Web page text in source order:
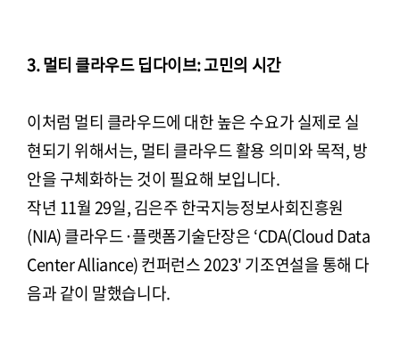
3. 멀티 클라우드 딥다이브: 고민의 시간
이처럼 멀티 클라우드에 대한 높은 수요가 실제로 실
현되기 위해서는, 멀티 클라우드 활용 의미와 목적, 방
안을 구체화하는 것이 필요해 보입니다.
작년 11월 29일, 김은주 한국지능정보사회진흥원
(NIA) 클라우드·플랫폼기술단장은 ‘CDA(Cloud Data
Center Alliance) 컨퍼런스 2023' 기조연설을 통해 다
음과 같이 말했습니다.